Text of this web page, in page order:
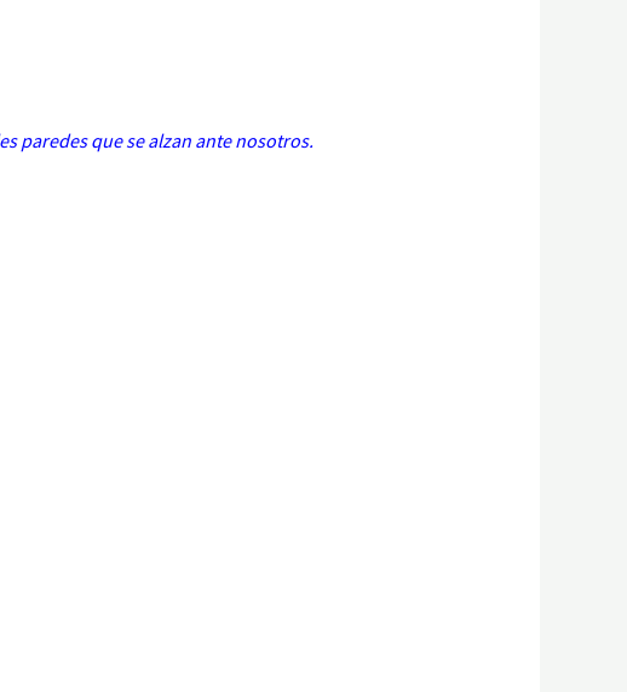
paredes que se alzan ante nosotros.